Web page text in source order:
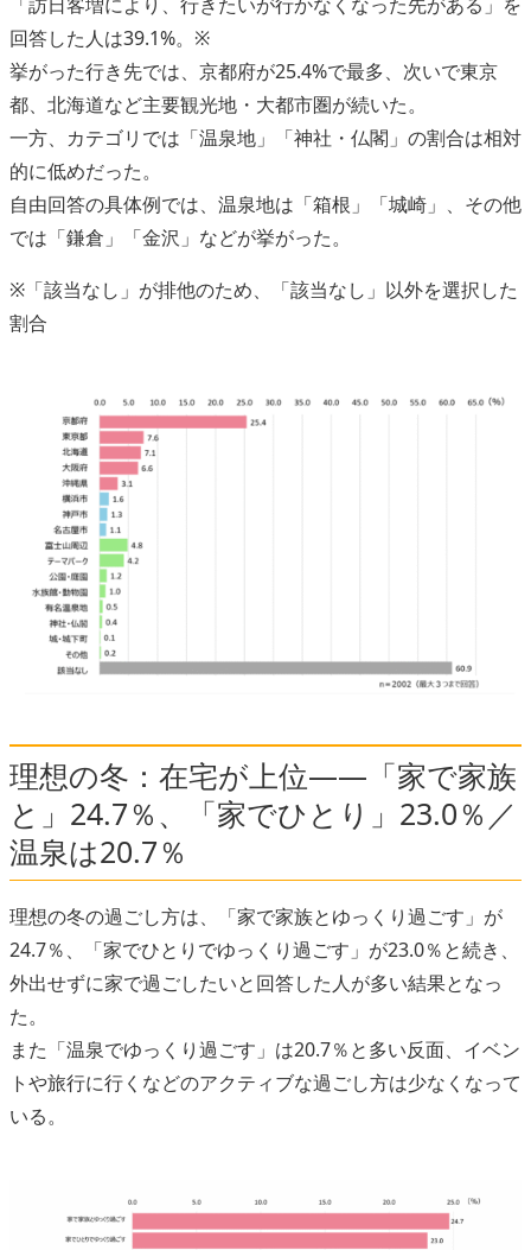
回答した人は39.1%。※
挙がった行き先では、京都府が25.4%で最多、次いで東京
都、北海道など主要観光地・大都市圏が続いた。
一方、カテゴリでは「温泉地」「神社・仏閣」の割合は相対
的に低めだった。
自由回答の具体例では、温泉地は「箱根」「城崎」、その他
では「鎌倉」「金沢」などが挙がった。
※「該当なし」が排他のため、「該当なし」以外を選択した
割合
理想の冬：在宅が上位――「家で家族
と」24.7％、「家でひとり」23.0％／
温泉は20.7％
理想の冬の過ごし方は、「家で家族とゆっくり過ごす」が
24.7％、「家でひとりでゆっくり過ごす」が23.0％と続き、
外出せずに家で過ごしたいと回答した人が多い結果となっ
た。
また「温泉でゆっくり過ごす」は20.7％と多い反面、イベン
トや旅行に行くなどのアクティブな過ごし方は少なくなって
いる。